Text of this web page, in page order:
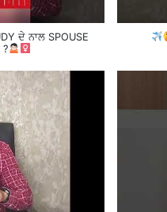
ਦੇ ਨਾਲ SPOUSE
?